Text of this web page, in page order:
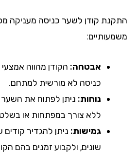
קודן לשער כניסה מעניקה מספר
אבטחה:הקודן מהווה אמצעי מיגון
כניסה לא מורשית למתחם.
נוחות:ניתן לפתוח את השער
ללא צורך במפתחות או בשלט
גמישות:ניתן להגדיר קודים
שונים, ולקבוע זמנים בהם הקודן